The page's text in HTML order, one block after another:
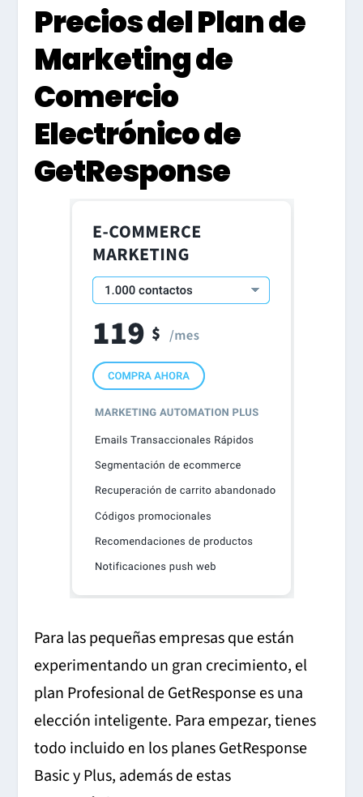
Precios del Plan de
Marketing de
Comercio
Electrónico de
GetResponse
Para las pequeñas empresas que están
experimentando un gran crecimiento, el
plan Profesional de GetResponse es una
elección inteligente. Para empezar, tienes
todo incluido en los planes GetResponse
Basic y Plus, además de estas